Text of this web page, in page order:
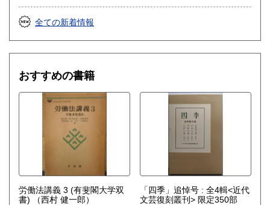
全ての新着情報
おすすめの書籍
労働法講義 3 (有斐閣大学双
書)
（西村 健一郎）
「四季」追悼号 : 全4輯<近代
文芸復刻叢刊> 限定350部